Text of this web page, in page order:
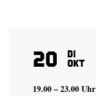
20 Di
Okt
19.00 – 23.00 Uhr